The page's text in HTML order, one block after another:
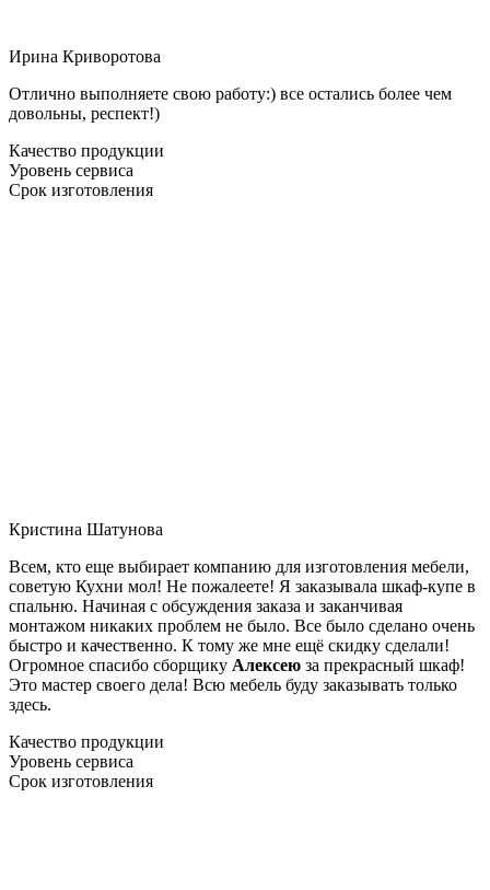
Ирина Криворотова
Отлично выполняете свою работу:) все остались более чем
довольны, респект!)
Качество продукции
Уровень сервиса
Срок изготовления
Кристина Шатунова
Всем, кто еще выбирает компанию для изготовления мебели,
советую Кухни мол! Не пожалеете! Я заказывала шкаф-купе в
спальню. Начиная с обсуждения заказа и заканчивая
монтажом никаких проблем не было. Все было сделано очень
быстро и качественно. К тому же мне ещё скидку сделали!
Огромное спасибо сборщику Алексею за прекрасный шкаф!
Это мастер своего дела! Всю мебель буду заказывать только
здесь.
Качество продукции
Уровень сервиса
Срок изготовления